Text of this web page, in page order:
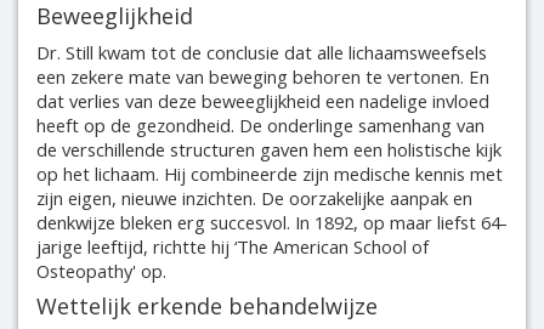
Beweeglijkheid
Dr. Still kwam tot de conclusie dat alle lichaamsweefsels
een zekere mate van beweging behoren te vertonen. En
dat verlies van deze beweeglijkheid een nadelige invloed
heeft op de gezondheid. De onderlinge samenhang van
de verschillende structuren gaven hem een holistische kijk
op het lichaam. Hij combineerde zijn medische kennis met
zijn eigen, nieuwe inzichten. De oorzakelijke aanpak en
denkwijze bleken erg succesvol. In 1892, op maar liefst 64-
jarige leeftijd, richtte hij ‘The American School of
Osteopathy' op.
Wettelijk erkende behandelwijze